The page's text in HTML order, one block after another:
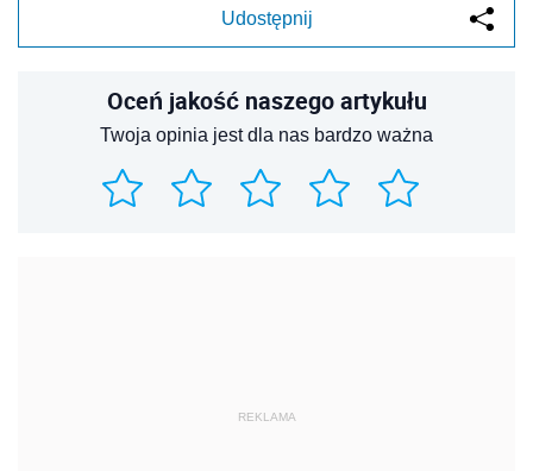
Udostępnij
Oceń jakość naszego artykułu
Twoja opinia jest dla nas bardzo ważna
REKLAMA